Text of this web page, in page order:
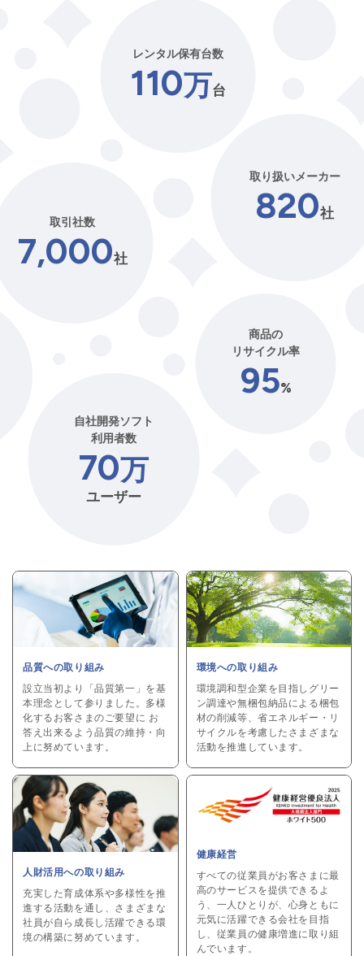
取引社数
7,000社
レンタル保有台数
110万台
取り扱いメーカー
820社
自社開発ソフト
利用者数
70万
ユーザー
商品の
リサイクル率
95%
品質への取り組み
設立当初より「品質第一」を基
本理念として参りました。多様
化するお客さまのご要望に お
答え出来るよう品質の維持・向
上に努めています。
環境への取り組み
環境調和型企業を目指しグリー
ン調達や無梱包納品による梱包
材の削減等、省エネルギー・リ
サイクルを考慮したさまざまな
活動を推進しています。
人財活用への取り組み
充実した育成体系や多様性を推
進する活動を通し、さまざまな
社員が自ら成長し活躍できる環
境の構築に努めています。
健康経営
すべての従業員がお客さまに最
高のサービスを提供できるよ
う、一人ひとりが、心身ともに
元気に活躍できる会社を目指
し、従業員の健康増進に取り組
んでいます。